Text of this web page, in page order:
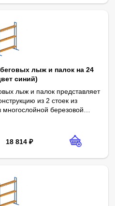
лыж и палок на 24
синий)
лыж и палок представляет
из 2 стоек из
многослойной березовой
болтами мебельными.
методом порошкового
трехкомпонентный лак в 2
заглушки 25х25
18 814 ₽